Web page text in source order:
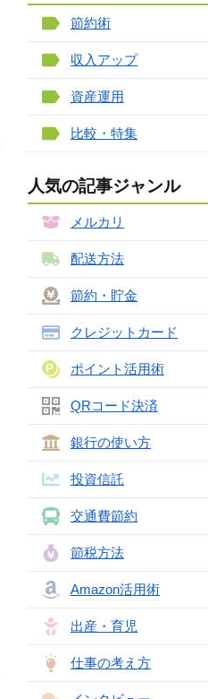
節約術
収入アップ
資産運用
比較・特集
人気の記事ジャンル
メルカリ
配送方法
節約・貯金
クレジットカード
ポイント活用術
QRコード決済
銀行の使い方
投資信託
交通費節約
節税方法
Amazon活用術
出産・育児
仕事の考え方